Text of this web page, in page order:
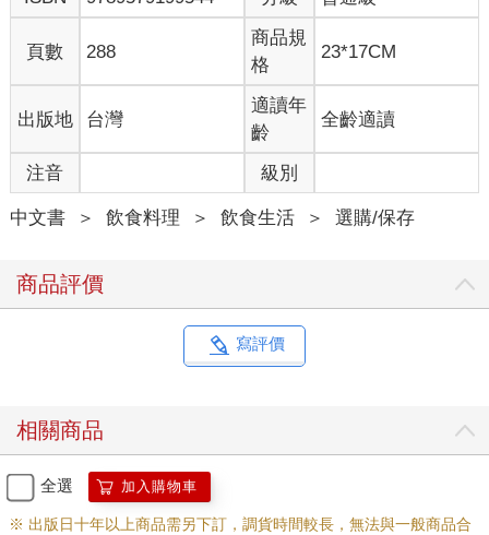
頁數 288
商品規
格
23*17CM
出版地 台灣
適讀年
齡
全齡適讀
注音 級別
中文書 ＞ 飲食料理 ＞ 飲食生活 ＞ 選購/保存
商品評價
寫評價
相關商品
全選 加入購物車
※ 出版日十年以上商品需另下訂，調貨時間較長，無法與一般商品合